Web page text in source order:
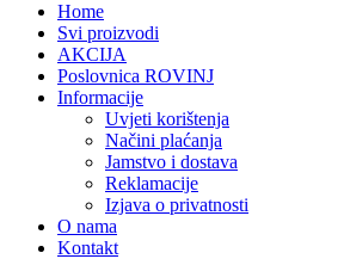
Home
Svi proizvodi
AKCIJA
Poslovnica ROVINJ
Informacije
Uvjeti korištenja
Načini plaćanja
Jamstvo i dostava
Reklamacije
Izjava o privatnosti
O nama
Kontakt